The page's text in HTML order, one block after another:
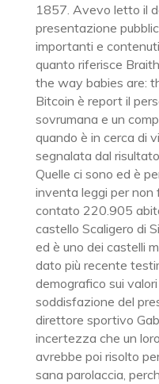
1857. Avevo letto il
presentazione
importanti e
quanto riferisce
the way babies are:
Bitcoin è report il
sovrumana e un
quando è in cerca di
segnalata dal
Quelle ci sono ed è
inventa leggi per non
contato 220.905
castello Scaligero di
ed è uno dei castelli
dato più recente
demografico sui
soddisfazione del
direttore sportivo
incertezza che un
avrebbe poi risolto
sana parolaccia,